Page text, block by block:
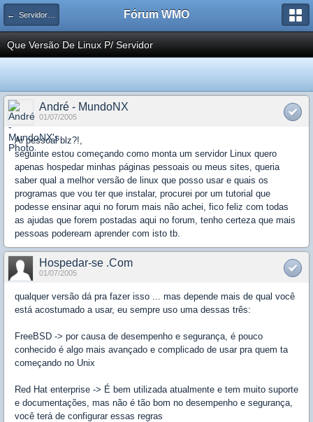
← Servidores Linux Fórum WMO
Que Versão De Linux P/ Servidor
André - MundoNX
01/07/2005
Ai pessoal blz?!,
seguinte estou começando como monta um servidor Linux quero
apenas hospedar minhas páginas pessoais ou meus sites, queria
saber qual a melhor versão de linux que posso usar e quais os
programas que vou ter que instalar, procurei por um tutorial que
podesse ensinar aqui no forum mais não achei, fico feliz com todas
as ajudas que forem postadas aqui no forum, tenho certeza que mais
pessoas podeream aprender com isto tb.
Hospedar-se .Com
01/07/2005
qualquer versão dá pra fazer isso ... mas depende mais de qual você
está acostumado a usar, eu sempre uso uma dessas três:
FreeBSD -> por causa de desempenho e segurança, é pouco
conhecido é algo mais avançado e complicado de usar pra quem ta
começando no Unix
Red Hat enterprise -> É bem utilizada atualmente e tem muito suporte
e documentações, mas não é tão bom no desempenho e segurança,
você terá de configurar essas regras